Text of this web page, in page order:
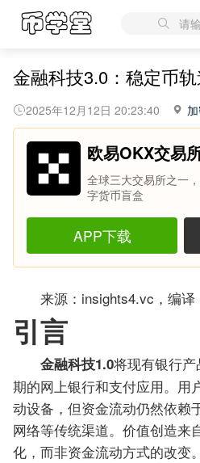
请
金融科技3.0：稳定币
2025年12月12日 20:23:40
欧易OKX交易
全球三大交易所之一
字货币盲盒
APP下载
来源：insights4.vc，编译
引言
金融科技1.0将现有银行
期的网上银行和支付应用。用
动设备，但资金流动仍然依赖
网络等传统渠道。价值创造来
化，而非资金流动方式的改变